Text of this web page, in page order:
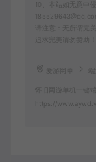
10、本站如无意中
请注意：无所谓完
追求完美请勿赞助！
爱游网单
怀旧网游单机一键
https://